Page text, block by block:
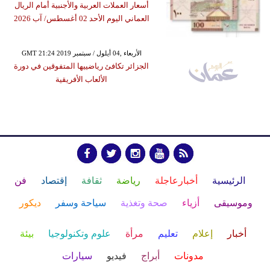
أسعار العملات العربية والأجنبية أمام الريال
العماني اليوم الأحد 02 أغسطس/ آب 2026
GMT 21:24 2019 الأربعاء ,04 أيلول / سبتمبر
الجزائر تكافئ رياضييها المتفوقين في دورة
الألعاب الأفريقية
الرئيسية أخبارعاجلة رياضة ثقافة إقتصاد فن
وموسيقى أزياء صحة وتغذية سياحة وسفر ديكور
أخبار إعلام تعليم مرأة علوم وتكنولوجيا بيئة
مدونات أبراج فيديو سيارات